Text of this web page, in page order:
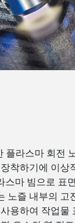
플라스마 회전
착하기에 이상
스마 빔으로 표
노즐 내부의 고
용하여 작업물